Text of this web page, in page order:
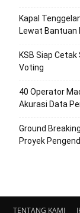
Kapal
Lewat Bantuan
KSB Siap
Voting
40 Operator
Akurasi Data
Ground
Proyek
TENTANG KAMI